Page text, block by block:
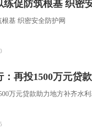
农发行云南省分行
农发行云南省分行：以练促防筑根基 织密安全防护网
再投1500万元贷
万元贷款助力地方补齐水